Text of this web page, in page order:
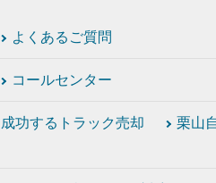
よくあるご質問
コールセンター
功するトラック売却 栗山